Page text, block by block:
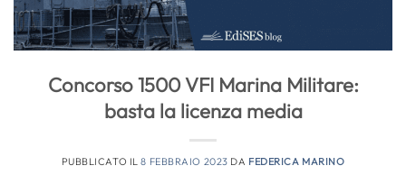
Concorso 1500 VFI Marina Militare:
basta la licenza media
PUBBLICATO IL8 FEBBRAIO 2023 DA FEDERICA MARINO